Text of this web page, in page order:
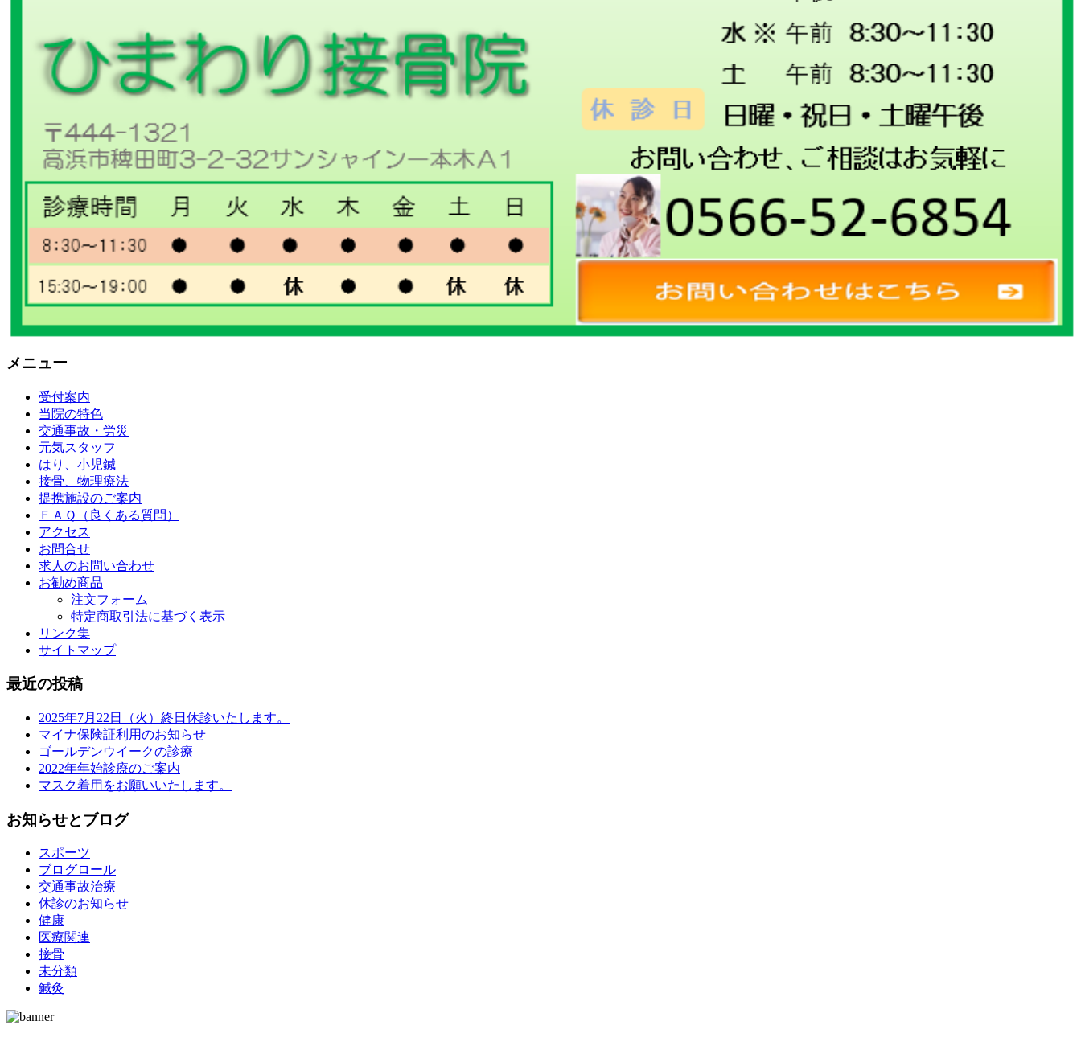
メニュー
受付案内
当院の特色
交通事故・労災
元気スタッフ
はり、小児鍼
接骨、物理療法
提携施設のご案内
ＦＡＱ（良くある質問）
アクセス
お問合せ
求人のお問い合わせ
お勧め商品
注文フォーム
特定商取引法に基づく表示
リンク集
サイトマップ
最近の投稿
2025年7月22日（火）終日休診いたします。
マイナ保険証利用のお知らせ
ゴールデンウイークの診療
2022年年始診療のご案内
マスク着用をお願いいたします。
お知らせとブログ
スポーツ
ブログロール
交通事故治療
休診のお知らせ
健康
医療関連
接骨
未分類
鍼灸